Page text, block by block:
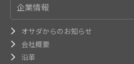
企業情報
オサダからのお知らせ
会社概要
沿革